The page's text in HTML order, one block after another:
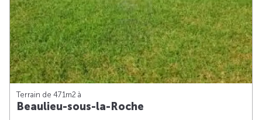
Terrain de 471m2 à
Beaulieu-sous-la-Roche